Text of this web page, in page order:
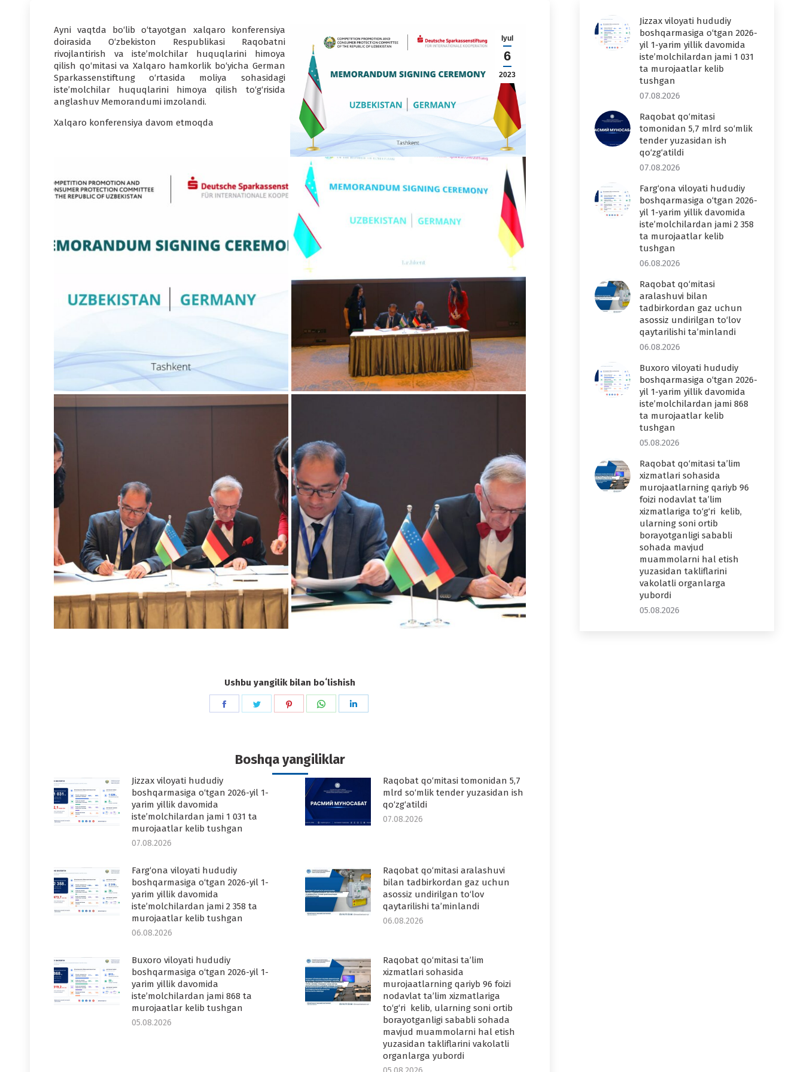
Iyul
6
2023
Ayni vaqtda bo‘lib o‘tayotgan xalqaro konferensiya
doirasida O‘zbekiston Respublikasi Raqobatni
rivojlantirish va iste’molchilar huquqlarini himoya
qilish qo‘mitasi va Xalqaro hamkorlik bo‘yicha German
Sparkassenstiftung o‘rtasida moliya sohasidagi
iste’molchilar huquqlarini himoya qilish to‘g‘risida
anglashuv Memorandumi imzolandi.
Xalqaro konferensiya davom etmoqda
Ushbu yangilik bilan boʻlishish
Share
Share
Share
Share
Boshqa yangiliklar
Jizzax viloyati hududiy
boshqarmasiga o‘tgan 2026-yil 1-
yarim yillik davomida
iste’molchilardan jami 1 031 ta
murojaatlar kelib tushgan
07.08.2026
Raqobat qo‘mitasi tomonidan 5,7
mlrd so‘mlik tender yuzasidan ish
qo‘zg‘atildi
07.08.2026
Farg‘ona viloyati hududiy
boshqarmasiga o‘tgan 2026-yil 1-
yarim yillik davomida
iste’molchilardan jami 2 358 ta
murojaatlar kelib tushgan
06.08.2026
Raqobat qo‘mitasi aralashuvi
bilan tadbirkordan gaz uchun
asossiz undirilgan to‘lov
qaytarilishi ta’minlandi
06.08.2026
Buxoro viloyati hududiy
boshqarmasiga o‘tgan 2026-yil 1-
yarim yillik davomida
iste’molchilardan jami 868 ta
murojaatlar kelib tushgan
05.08.2026
Raqobat qo‘mitasi ta’lim
xizmatlari sohasida
murojaatlarning qariyb 96 foizi
nodavlat ta’lim xizmatlariga
to‘g‘ri kelib, ularning soni ortib
borayotganligi sababli sohada
mavjud muammolarni hal etish
yuzasidan takliflarini vakolatli
organlarga yubordi
Jizzax viloyati hududiy
boshqarmasiga o‘tgan 2026-
yil 1-yarim yillik davomida
iste’molchilardan jami 1 031
ta murojaatlar kelib
tushgan
07.08.2026
Raqobat qo‘mitasi
tomonidan 5,7 mlrd so‘mlik
tender yuzasidan ish
qo‘zg‘atildi
07.08.2026
Farg‘ona viloyati hududiy
boshqarmasiga o‘tgan 2026-
yil 1-yarim yillik davomida
iste’molchilardan jami 2 358
ta murojaatlar kelib
tushgan
06.08.2026
Raqobat qo‘mitasi
aralashuvi bilan
tadbirkordan gaz uchun
asossiz undirilgan to‘lov
qaytarilishi ta’minlandi
06.08.2026
Buxoro viloyati hududiy
boshqarmasiga o‘tgan 2026-
yil 1-yarim yillik davomida
iste’molchilardan jami 868
ta murojaatlar kelib
tushgan
05.08.2026
Raqobat qo‘mitasi ta’lim
xizmatlari sohasida
murojaatlarning qariyb 96
foizi nodavlat ta’lim
xizmatlariga to‘g‘ri kelib,
ularning soni ortib
borayotganligi sababli
sohada mavjud
muammolarni hal etish
yuzasidan takliflarini
vakolatli organlarga
yubordi
05.08.2026